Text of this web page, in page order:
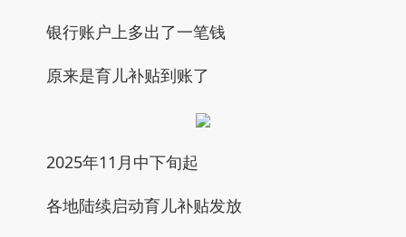
银行账户上多出了一笔钱
原来是育儿补贴到账了
2025年11月中下旬起
各地陆续启动育儿补贴发放